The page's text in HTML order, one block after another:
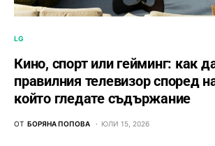
LG
Кино, спорт или гейминг: как
правилния телевизор според
който гледате съдържание
ОТ БОРЯНА ПОПОВА ЮЛИ 15, 2026